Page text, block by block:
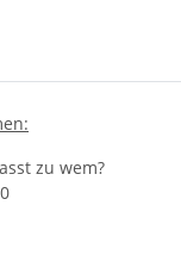
zu wem?